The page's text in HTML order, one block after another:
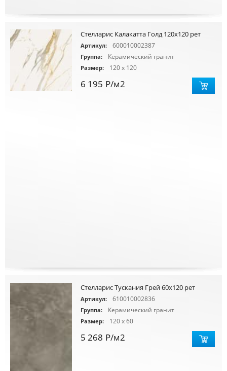
Стелларис Калакатта Голд 120х120 рет
Артикул: 600010002387
Группа: Керамический гранит
Размер: 120 x 120
6 195 Р/м2
Стелларис Тускания Грей 60х120 рет
Артикул: 610010002836
Группа: Керамический гранит
Размер: 120 x 60
5 268 Р/м2